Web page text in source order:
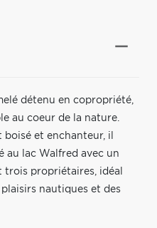
détenu en copropriété,
au coeur de la nature.
et enchanteur, il
au lac Walfred avec un
propriétaires, idéal
nautiques et des